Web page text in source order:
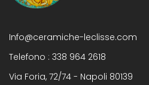
Info@ceramiche-leclisse.com
Telefono : 338 964 2618
Via Foria, 72/74 - Napoli 80139